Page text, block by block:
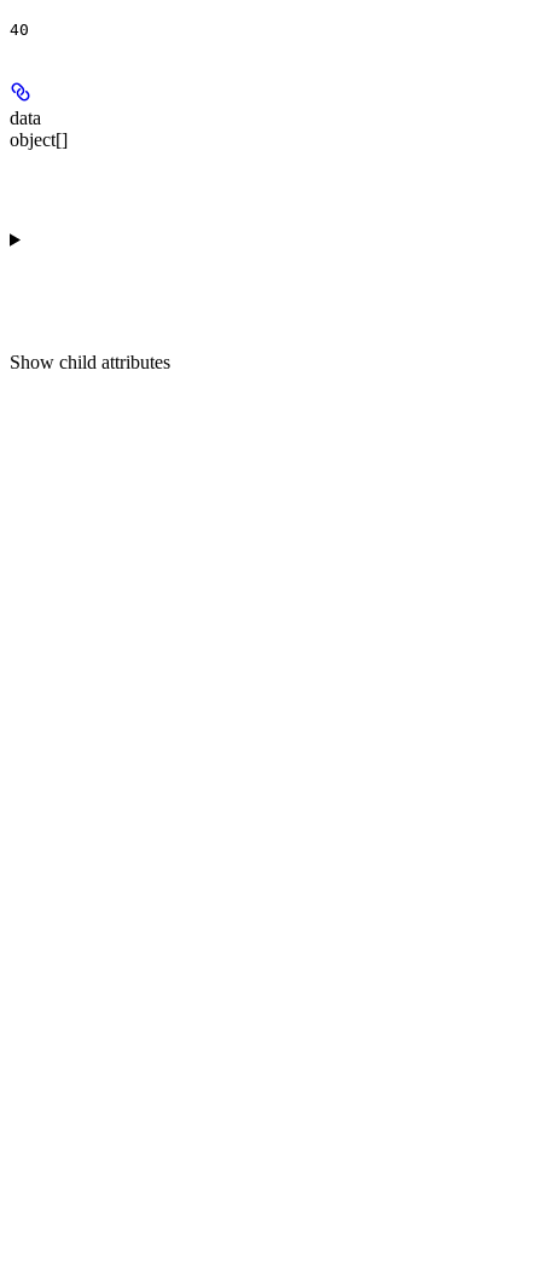
40
data
object[]
Show child attributes